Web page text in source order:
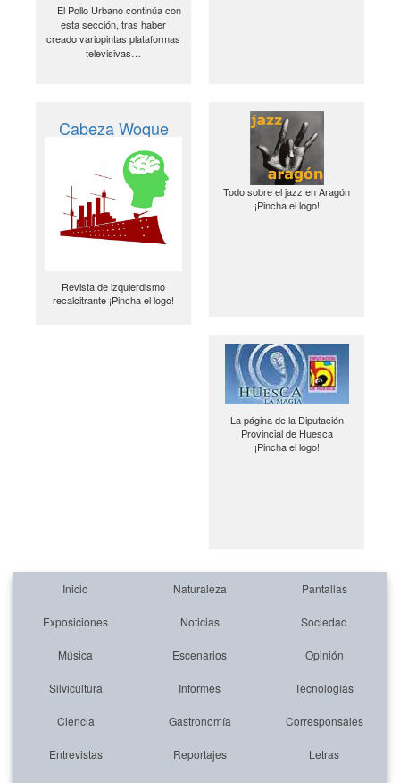
El Pollo Urbano continúa con
esta sección, tras haber
creado variopintas plataformas
televisivas…
Cabeza Woque
Revista de izquierdismo
recalcitrante ¡Pincha el logo!
Todo sobre el jazz en Aragón
¡Pincha el logo!
La página de la Diputación
Provincial de Huesca
¡Pincha el logo!
Inicio Naturaleza Pantallas
Exposiciones Noticias Sociedad
Música Escenarios Opinión
Silvicultura Informes Tecnologías
Ciencia Gastronomía Corresponsales
Entrevistas Reportajes Letras